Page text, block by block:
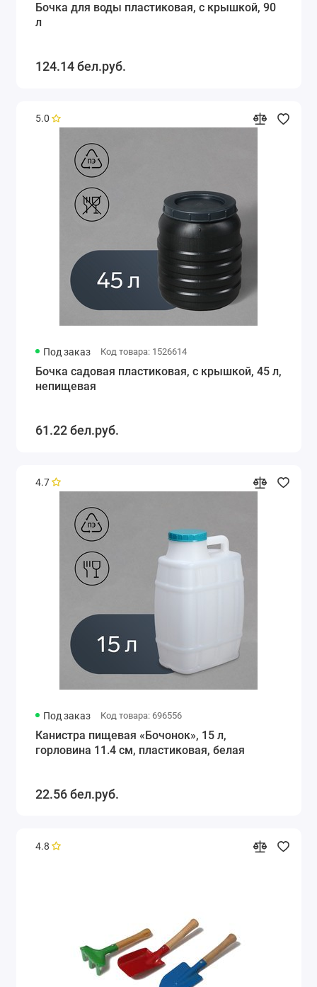
Бочка для воды пластиковая, с крышкой, 90
л
124.14 бел.руб.
5.0
Под заказ Код товара: 1526614
Бочка садовая пластиковая, с крышкой, 45 л,
непищевая
61.22 бел.руб.
4.7
Под заказ Код товара: 696556
Канистра пищевая «Бочонок», 15 л,
горловина 11.4 см, пластиковая, белая
22.56 бел.руб.
4.8